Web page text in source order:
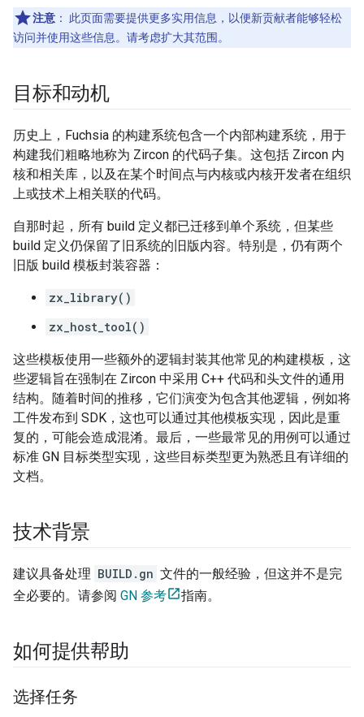
注意 ：
此页面需要提供更多实用信息，以便新贡献者能够轻松
访问并使用这些信息。请考虑扩大其范围。
目标和动机
历史上，Fuchsia 的构建系统包含一个内部构建系统，用于
构建我们粗略地称为 Zircon 的代码子集。这包括 Zircon 内
核和相关库，以及在某个时间点与内核或内核开发者在组织
上或技术上相关联的代码。
自那时起，所有 build 定义都已迁移到单个系统，但某些
build 定义仍保留了旧系统的旧版内容。特别是，仍有两个
旧版 build 模板封装容器：
zx_library()
zx_host_tool()
这些模板使用一些额外的逻辑封装其他常见的构建模板，这
些逻辑旨在强制在 Zircon 中采用 C++ 代码和头文件的通用
结构。随着时间的推移，它们演变为包含其他逻辑，例如将
工件发布到 SDK，这也可以通过其他模板实现，因此是重
复的，可能会造成混淆。最后，一些最常见的用例可以通过
标准 GN 目标类型实现，这些目标类型更为熟悉且有详细的
文档。
技术背景
建议具备处理 BUILD.gn 文件的一般经验，但这并不是完
全必要的。请参阅 GN 参考 指南。
如何提供帮助
选择任务